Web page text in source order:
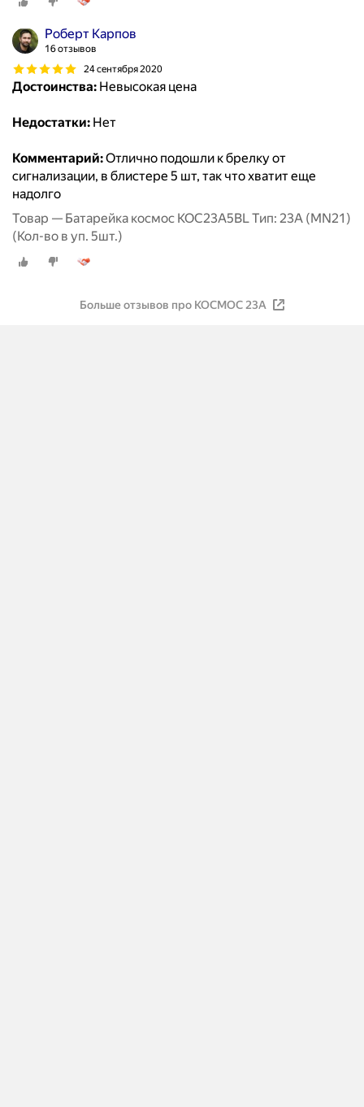
Роберт Карпов
16 отзывов
24 сентября 2020
Достоинства: Невысокая цена
Недостатки: Нет
Комментарий:Отлично подошли к брелку от
сигнализации, в блистере 5 шт, так что хватит еще
надолго
Товар — Батарейка космос KOC23A5BL Тип: 23А (MN21)
(Кол-во в уп. 5шт.)
Больше отзывов про КОСМОС 23А